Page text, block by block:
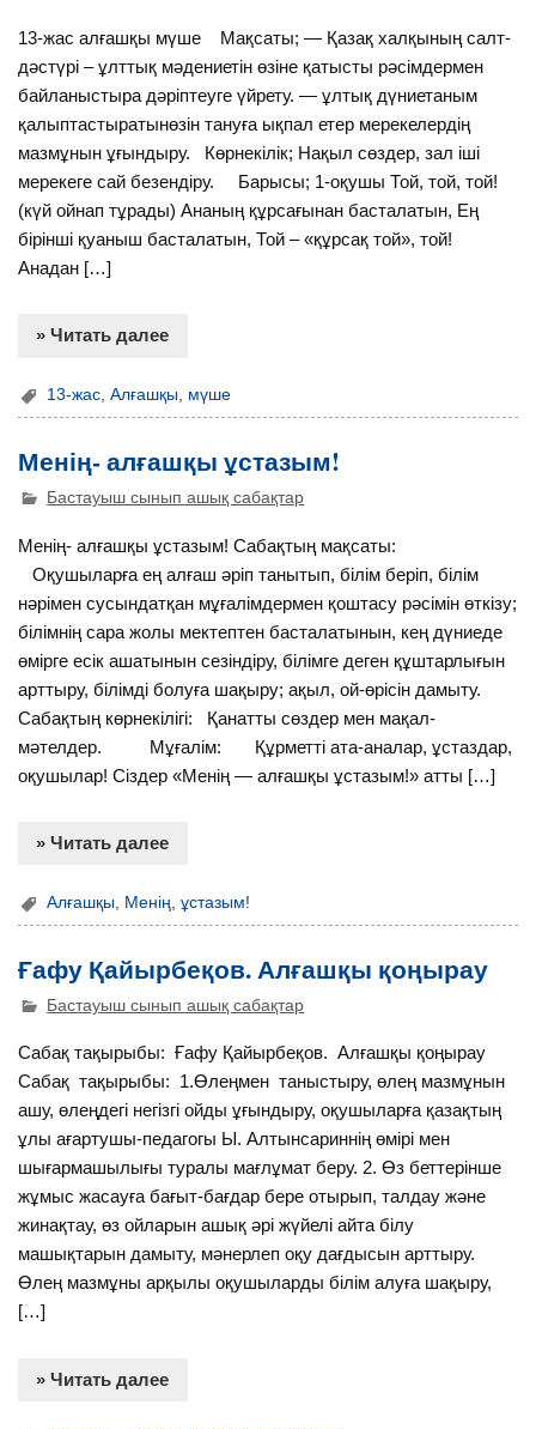
13-жас алғашқы мүше Мақсаты; — Қазақ халқының салт-
дәстүрі – ұлттық мәдениетін өзіне қатысты рәсімдермен
байланыстыра дәріптеуге үйрету. — ұлтық дүниетаным
қалыптастыратынөзін тануға ықпал етер мерекелердің
мазмұнын ұғындыру. Көрнекілік; Нақыл сөздер, зал іші
мерекеге сай безендіру. Барысы; 1-оқушы Той, той, той!
(күй ойнап тұрады) Ананың құрсағынан басталатын, Ең
бірінші қуаныш басталатын, Той – «құрсақ той», той!
Анадан […]
» Читать далее
13-жас ,Алғашқы мүше
Менің- алғашқы ұстазым!
Бастауыш сынып ашық сабақтар
Менің- алғашқы ұстазым! Сабақтың мақсаты:
Оқушыларға ең алғаш әріп танытып, білім беріп, білім
нәрімен сусындатқан мұғалімдермен қоштасу рәсімін өткізу;
білімнің сара жолы мектептен басталатынын, кең дүниеде
өмірге есік ашатынын сезіндіру, білімге деген құштарлығын
арттыру, білімді болуға шақыру; ақыл, ой-өрісін дамыту.
Сабақтың көрнекілігі: Қанатты сөздер мен мақал-
мәтелдер. Мұғалім: Құрметті ата-аналар, ұстаздар,
оқушылар! Сіздер «Менің — алғашқы ұстазым!» атты […]
» Читать далее
Алғашқы Менің ,ұстазым!
Ғафу Қайырбеқов. Алғашқы қоңырау
Бастауыш сынып ашық сабақтар
Сабақ тақырыбы: Ғафу Қайырбеқов. Алғашқы қоңырау
Сабақ тақырыбы: 1.Өлеңмен таныстыру, өлең мазмұнын
ашу, өлеңдегі негізгі ойды ұғындыру, оқушыларға қазақтың
ұлы ағартушы-педагогы Ы. Алтынсариннің өмірі мен
шығармашылығы туралы мағлұмат беру. 2. Өз беттерінше
жұмыс жасауға бағыт-бағдар бере отырып, талдау және
жинақтау, өз ойларын ашық әрі жүйелі айта білу
машықтарын дамыту, мәнерлеп оқу дағдысын арттыру.
Өлең мазмұны арқылы оқушыларды білім алуға шақыру,
[…]
» Читать далее